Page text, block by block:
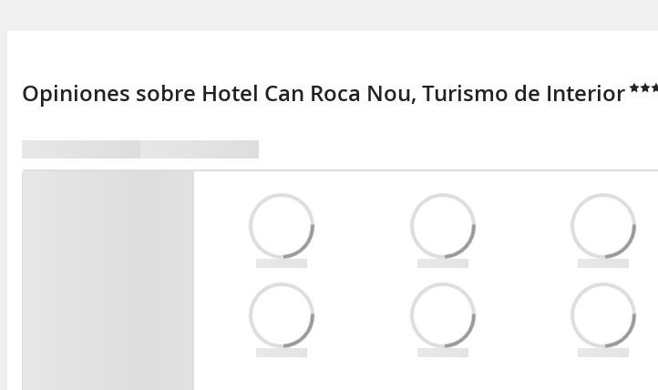
Opiniones sobre Hotel Can Roca Nou, Turismo de Interior